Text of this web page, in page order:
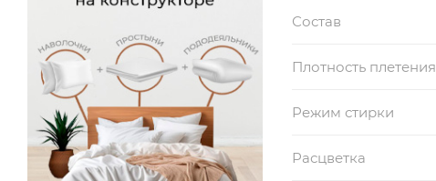
Состав
Плотность плетения
Режим стирки
Расцветка